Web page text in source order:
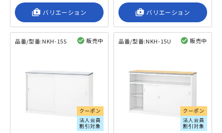
shop_2 バリエーション shop_2 バリエーション
品番/型番:NKH-15S 販売中
クーポン
法人会員
割引対象
品番/型番:NKH-15U 販売中
クーポン
法人会員
割引対象